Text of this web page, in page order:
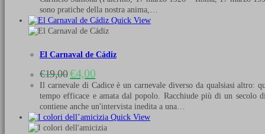
era:
€9,99.
è:
€3,00.
sono pratiche della nostra anima,…
Quick View
El Carnaval de Cádiz
€19,00Il
prezzo
originale
era:
€19,00.
€4,00Il
prezzo
attuale
è:
€4,00.
Il carnevale di Cadice è un carnevale diverso da qualsiasi altro:
tempo efficace e amata dal popolo. Racchiude più di un
contiene anche un'intervista inedita a una…
Quick View